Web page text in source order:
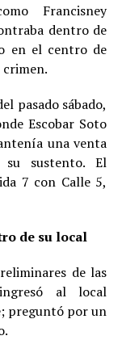
Francisney
dentro de
en el centro de
crimen.
pasado sábado,
Escobar Soto
una venta
su sustento. El
7 con Calle 5,
de su local
de las
al local
preguntó por un